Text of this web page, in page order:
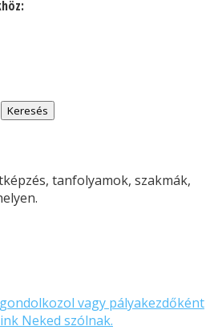
tanfolyamok, szakmák,
vagy pályakezdőként
Neked szólnak.